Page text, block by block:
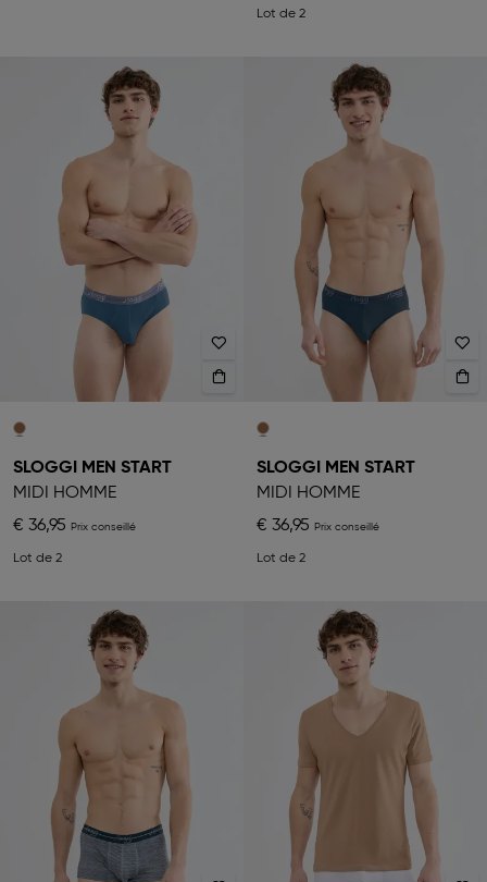
Lot de 2
SLOGGI MEN START
MIDI HOMME
€ 36,95
Lot de 2
SLOGGI MEN START
MIDI HOMME
€ 36,95
Lot de 2